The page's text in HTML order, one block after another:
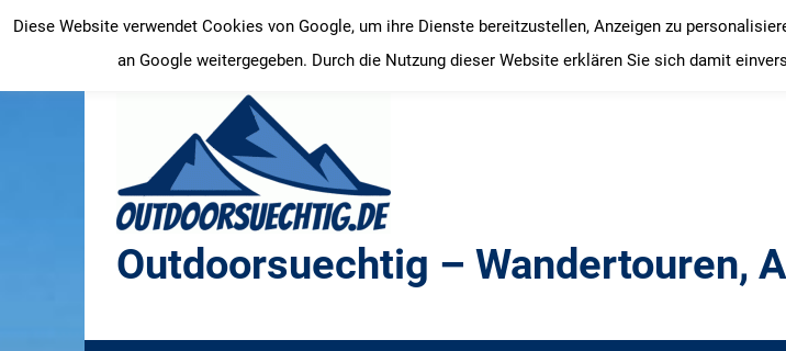
Inhalt
springen
Outdoorsuechtig – Wandertouren,
Diese Website verwendet Cookies von Google, um ihre Dienste bereitzustellen, Anzeigen zu
an Google weitergegeben. Durch die Nutzung dieser Website erklären Sie sich damit